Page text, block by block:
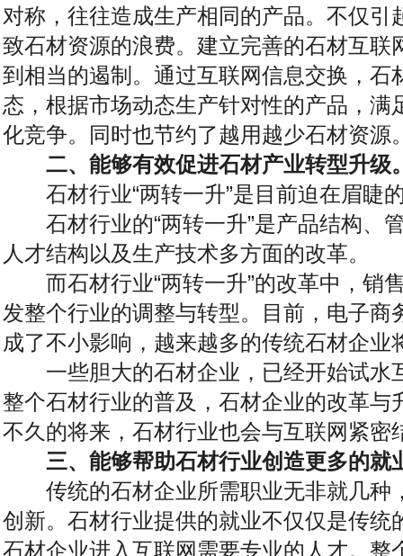
对称，往往造成生产相同的产品。不仅引
致石材资源的浪费。建立完善的石材互联
到相当的遏制。通过互联网信息交换，石
态，根据市场动态生产针对性的产品，满
化竞争。同时也节约了越用越少石材资源
二、能够有效促进石材产业转型升级
石材行业“两转一升”是目前迫在眉睫
石材行业的“两转一升”是产品结构、
人才结构以及生产技术多方面的改革。
而石材行业“两转一升”的改革中，销
发整个行业的调整与转型。目前，电子商
成了不小影响，越来越多的传统石材企业
一些胆大的石材企业，已经开始试水
整个石材行业的普及，石材企业的改革与
不久的将来，石材行业也会与互联网紧密
三、能够帮助石材行业创造更多的就
传统的石材企业所需职业无非就几种
创新。石材行业提供的就业不仅仅是传统
石材企业进入互联网需要专业的人才。整